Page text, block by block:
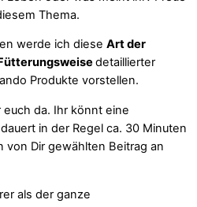
Thema.
werde ich diese Art der
detaillierter
Produkte vorstellen.
da. Ihr könnt eine
in der Regel ca. 30 Minuten
von Dir gewählten Beitrag an
als der ganze